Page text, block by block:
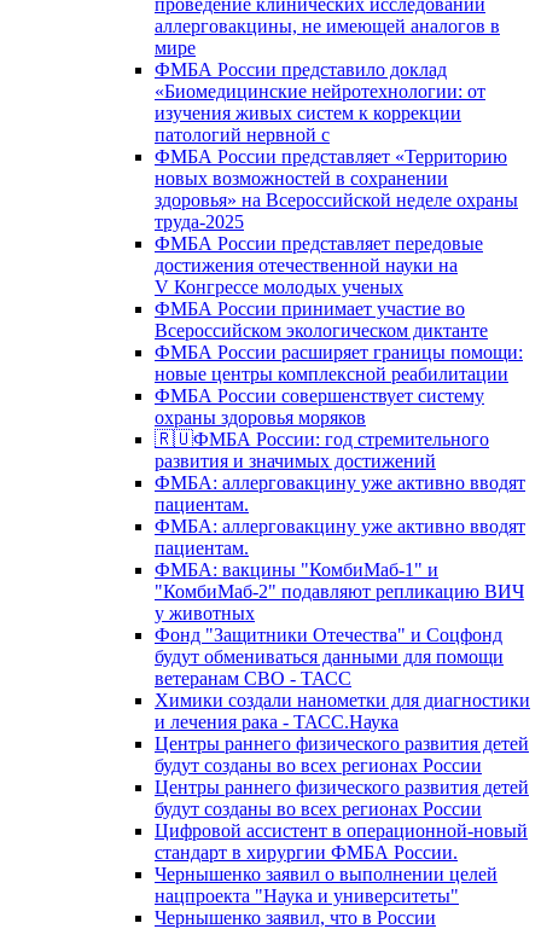
проведение клинических исследований
аллерговакцины, не имеющей аналогов в
мире
ФМБА России представило доклад
«Биомедицинские нейротехнологии: от
изучения живых систем к коррекции
патологий нервной с
ФМБА России представляет «Территорию
новых возможностей в сохранении
здоровья» на Всероссийской неделе охраны
труда-2025
ФМБА России представляет передовые
достижения отечественной науки на
V Конгрессе молодых ученых
ФМБА России принимает участие во
Всероссийском экологическом диктанте
ФМБА России расширяет границы помощи:
новые центры комплексной реабилитации
ФМБА России совершенствует систему
охраны здоровья моряков
🇷🇺ФМБА России: год стремительного
развития и значимых достижений
ФМБА: аллерговакцину уже активно вводят
пациентам.
ФМБА: аллерговакцину уже активно вводят
пациентам.
ФМБА: вакцины "КомбиМаб-1" и
"КомбиМаб-2" подавляют репликацию ВИЧ
у животных
Фонд "Защитники Отечества" и Соцфонд
будут обмениваться данными для помощи
ветеранам СВО - ТАСС
Химики создали нанометки для диагностики
и лечения рака - ТАСС.Наука
Центры раннего физического развития детей
будут созданы во всех регионах России
Центры раннего физического развития детей
будут созданы во всех регионах России
Цифровой ассистент в операционной-новый
стандарт в хирургии ФМБА России.
Чернышенко заявил о выполнении целей
нацпроекта "Наука и университеты"
Чернышенко заявил, что в России